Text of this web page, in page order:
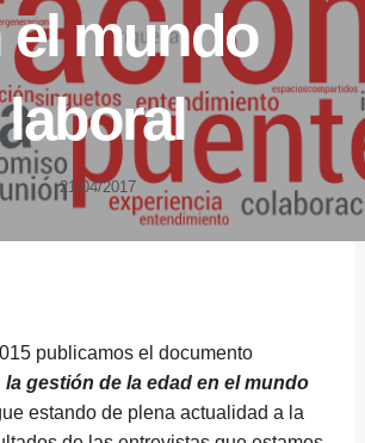
el mundo
laboral
21/04/2017
publicamos el documento
la gestión de la edad en el mundo
estando de plena actualidad a la